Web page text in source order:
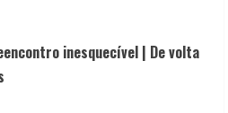
inesquecível | De volta